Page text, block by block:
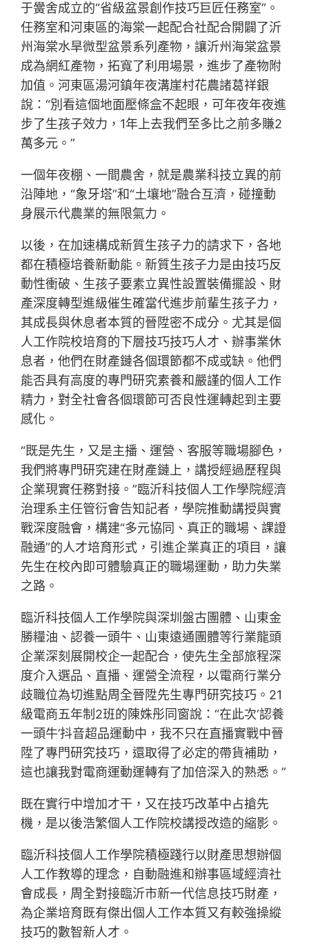
于黌舍成立的“省級盆景創作技巧巨匠任務室”。
任務室和河東區的海棠一起配合社配合開闢了沂
州海棠水旱微型盆景系列產物，讓沂州海棠盆景
成為網紅產物，拓寬了利用場景，進步了產物附
加值。河東區湯河鎮年夜溝崖村花農諸葛祥銀
說：“別看這個地面壓條盒不起眼，可年夜年夜進
步了生孩子效力，1年上去我們至多比之前多賺2
萬多元。”
一個年夜棚、一間農舍，就是農業科技立異的前
沿陣地，“象牙塔”和“土壤地”融合互濟，碰撞動
身展示代農業的無限氣力。
以後，在加速構成新質生孩子力的請求下，各地
都在積極培養新動能。新質生孩子力是由技巧反
動性衝破、生孩子要素立異性設置裝備擺設、財
產深度轉型進級催生確當代進步前輩生孩子力，
其成長與休息者本質的晉陞密不成分。尤其是個
人工作院校培育的下層技巧技巧人才、辦事業休
息者，他們在財產鏈各個環節都不成或缺。他們
能否具有高度的專門研究素養和嚴謹的個人工作
精力，對全社會各個環節可否良性運轉起到主要
感化。
“既是先生，又是主播、運營、客服等職場腳色，
我們將專門研究建在財產鏈上，講授經過歷程與
企業現實任務對接。”臨沂科技個人工作學院經濟
治理系主任管衍會告知記者，學院推動講授與實
戰深度融會，構建“多元協同、真正的職場、課證
融通”的人才培育形式，引進企業真正的項目，讓
先生在校內即可體驗真正的職場運動，助力失業
之路。
臨沂科技個人工作學院與深圳盤古團體、山東金
勝糧油、認養一頭牛、山東遠通團體等行業龍頭
企業深刻展開校企一起配合，使先生全部旅程深
度介入選品、直播、運營全流程，以電商行業分
歧職位為切進點周全晉陞先生專門研究技巧。21
級電商五年制2班的陳姝彤同窗說：“在此次‘認養
一頭牛’抖音超品運動中，我不只在直播實戰中晉
陞了專門研究技巧，還取得了必定的帶貨補助，
這也讓我對電商運動運轉有了加倍深入的熟悉。”
既在實行中增加才干，又在技巧改革中占搶先
機，是以後浩繁個人工作院校講授改造的縮影。
臨沂科技個人工作學院積極踐行以財產思想辦個
人工作教導的理念，自動融進和辦事區域經濟社
會成長，周全對接臨沂市新一代信息技巧財產，
為企業培育既有傑出個人工作本質又有較強操縱
技巧的數智新人才。